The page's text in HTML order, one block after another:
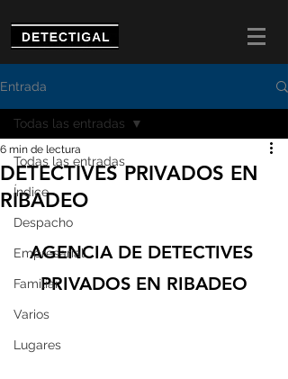
Entrada
Todas las entradas
Índice
Despacho
Empresarial
Familiar
Varios
Lugares
Todas las entradas
DETECTIVES PRIVADOS EN
RIBADEO
6 min de lectura
AGENCIA DE DETECTIVES
PRIVADOS EN RIBADEO